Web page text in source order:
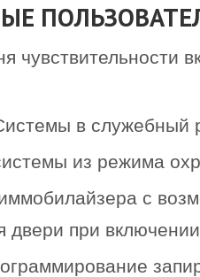
чувствительности
в служебный
из режима
с
двери при